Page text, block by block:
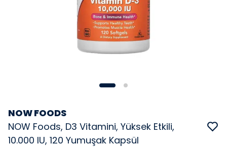
NOW FOODS
NOW Foods, D3 Vitamini, Yüksek Etkili,
10.000 IU, 120 Yumuşak Kapsül